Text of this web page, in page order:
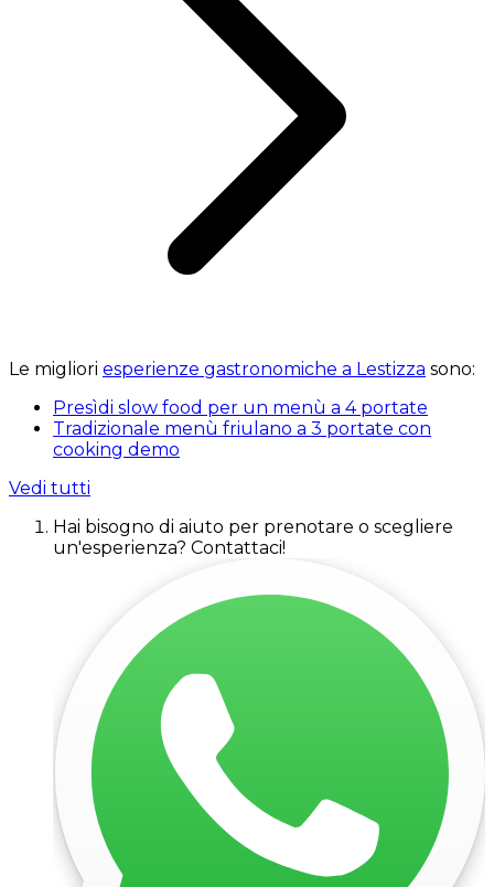
Le migliori esperienze gastronomiche a Lestizza sono:
Presìdi slow food per un menù a 4 portate
Tradizionale menù friulano a 3 portate con
cooking demo
Vedi tutti
Hai bisogno di aiuto per prenotare o scegliere
un'esperienza? Contattaci!